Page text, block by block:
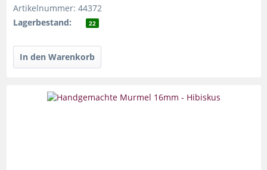
Artikelnummer: 44372
Lagerbestand:
22